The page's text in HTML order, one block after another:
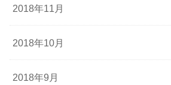
2018年11月
2018年10月
2018年9月